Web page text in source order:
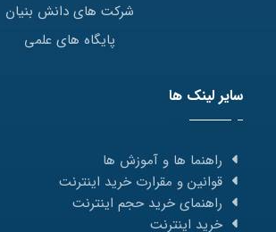
شرکت های دانش بنیان
پایگاه های علمی
سایر لینک ها
راهنما ها و آموزش ها
قوانین و مقرارت خرید اینترنت
راهنمای خرید حجم اینترنت
خرید اینترنت